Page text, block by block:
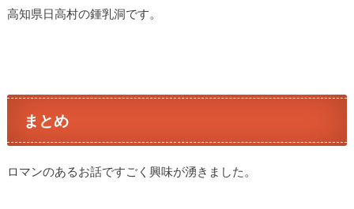
高知県日高村の鍾乳洞です。
まとめ
ロマンのあるお話ですごく興味が湧きました。